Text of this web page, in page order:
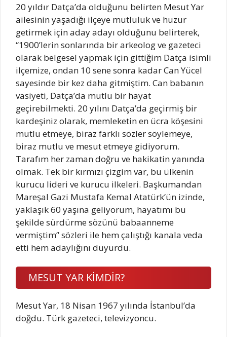
20 yıldır Datça’da olduğunu belirten Mesut Yar
ailesinin yaşadığı ilçeye mutluluk ve huzur
getirmek için aday adayı olduğunu belirterek,
“1900’lerin sonlarında bir arkeolog ve gazeteci
olarak belgesel yapmak için gittiğim Datça isimli
ilçemize, ondan 10 sene sonra kadar Can Yücel
sayesinde bir kez daha gitmiştim. Can babanın
vasiyeti, Datça’da mutlu bir hayat
geçirebilmekti. 20 yılını Datça’da geçirmiş bir
kardeşiniz olarak, memleketin en ücra köşesini
mutlu etmeye, biraz farklı sözler söylemeye,
biraz mutlu ve mesut etmeye gidiyorum.
Tarafım her zaman doğru ve hakikatin yanında
olmak. Tek bir kırmızı çizgim var, bu ülkenin
kurucu lideri ve kurucu ilkeleri. Başkumandan
Mareşal Gazi Mustafa Kemal Atatürk’ün izinde,
yaklaşık 60 yaşına geliyorum, hayatımı bu
şekilde sürdürme sözünü babaanneme
vermiştim” sözleri ile hem çalıştığı kanala veda
etti hem adaylığını duyurdu.
MESUT YAR KİMDİR?
Mesut Yar, 18 Nisan 1967 yılında İstanbul’da
doğdu. Türk gazeteci, televizyoncu.